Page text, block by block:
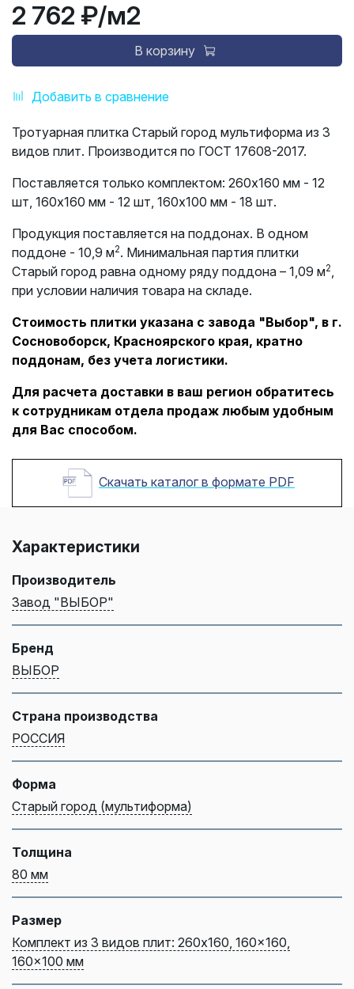
Добавить в сравнение
2 762 ₽/м2
В корзину
Тротуарная плитка Старый город мультиформа из 3
видов плит. Производится по ГОСТ 17608-2017.
Поставляется только комплектом: 260х160 мм - 12
шт, 160х160 мм - 12 шт, 160х100 мм - 18 шт.
Продукция поставляется на поддонах. В одном
поддоне - 10,9 м2. Минимальная партия плитки
Старый город равна одному ряду поддона – 1,09 м2
при условии наличия товара на складе.
Стоимость плитки указана с завода "Выбор", в г.
Сосновоборск, Красноярского края, кратно
поддонам, без учета логистики.
Для расчета доставки в ваш регион обратитесь
к сотрудникам отдела продаж любым удобным
для Вас способом.
Скачать каталог в формате PDF
Характеристики
Производитель
Завод "ВЫБОР"
Бренд
ВЫБОР
Страна производства
РОССИЯ
Форма
Старый город (мультиформа)
Толщина
80 мм
Размер
Комплект из 3 видов плит: 260x160, 160x160,
160x100 мм